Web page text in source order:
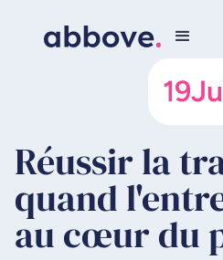
19
Réussir la
quand
au cœur du